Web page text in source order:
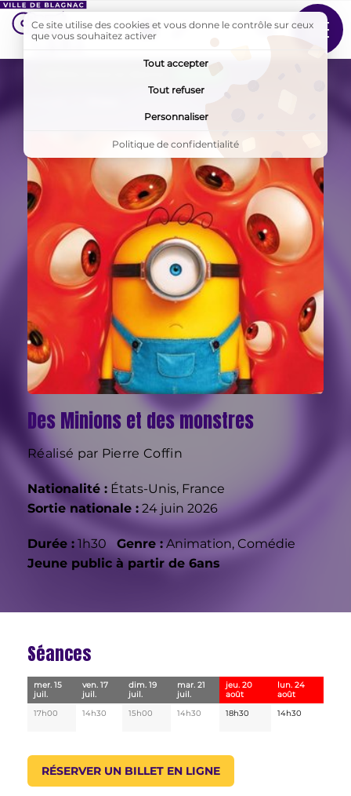
Suivez-nous sur Facebook
Des Minions et des monstres
Réalisé par Pierre Coffin
Nationalité : États-Unis, France
Sortie nationale : 24 juin 2026
Durée : 1h30 Genre : Animation, Comédie
Jeune public à partir de 6ans
Séances
mer. 15
juil.
ven. 17
juil.
dim. 19
juil.
mar. 21
juil.
jeu. 20
août
lun. 24
août
17h00
14h30 15h00 14h30 18h30 14h30
RÉSERVER UN BILLET EN LIGNE
Ce site utilise des cookies et vous donne le contrôle sur ceux
que vous souhaitez activer
Tout accepter
Tout refuser
Personnaliser
Politique de confidentialité